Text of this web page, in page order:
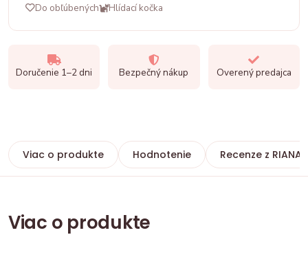
Do obľúbených Hlídací kočka
Doručenie 1–2 dni Bezpečný nákup Overený predajca
Viac o produkte Hodnotenie Recenze z RIANA
Viac o produkte